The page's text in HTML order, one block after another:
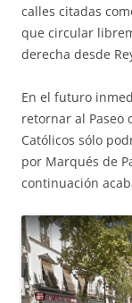
calles citadas
que circular
derecha desde
En el futuro
retornar al Paseo
Católicos sólo
por Marqués de
continuación